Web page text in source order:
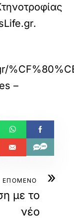
–
»
ΕΠΟΜΕΝΟ
με το
νέο